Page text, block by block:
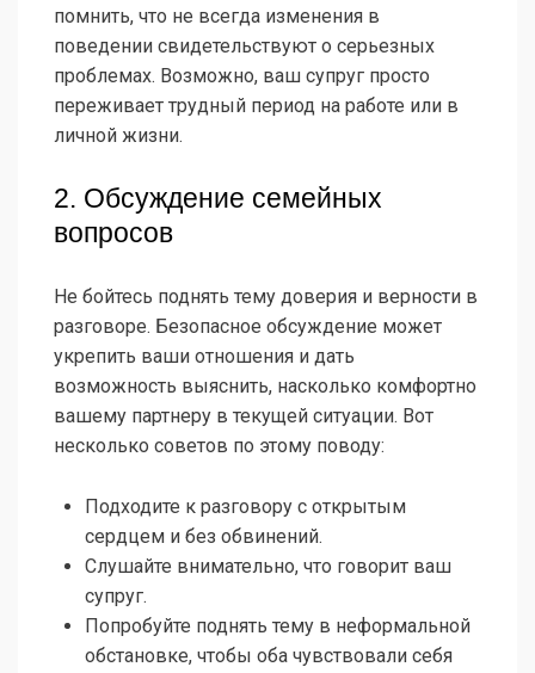
помнить, что не всегда изменения в
поведении свидетельствуют о серьезных
проблемах. Возможно, ваш супруг просто
переживает трудный период на работе или в
личной жизни.
2. Обсуждение семейных
вопросов
Не бойтесь поднять тему доверия и верности в
разговоре. Безопасное обсуждение может
укрепить ваши отношения и дать
возможность выяснить, насколько комфортно
вашему партнеру в текущей ситуации. Вот
несколько советов по этому поводу:
Подходите к разговору с открытым
сердцем и без обвинений.
Слушайте внимательно, что говорит ваш
супруг.
Попробуйте поднять тему в неформальной
обстановке, чтобы оба чувствовали себя